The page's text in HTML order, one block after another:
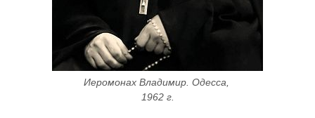
Иеромонах Владимир. Одесса,
1962 г.